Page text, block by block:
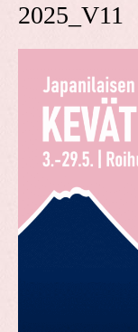
2025_V11